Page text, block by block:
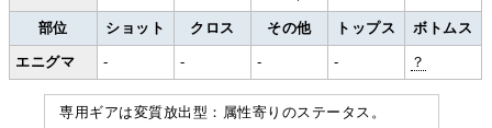
部位 ショット クロス その他 トップス ボトムス
エニグマ - - - - ？
専用ギアは変質放出型：属性寄りのステータス。